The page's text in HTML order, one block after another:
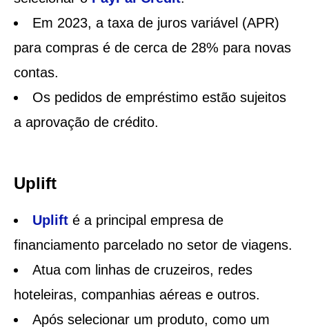
Em 2023, a taxa de juros variável (APR)
para compras é de cerca de 28% para novas
contas.
Os pedidos de empréstimo estão sujeitos
a aprovação de crédito.
Uplift
Uplifté a principal empresa de
financiamento parcelado no setor de viagens.
Atua com linhas de cruzeiros, redes
hoteleiras, companhias aéreas e outros.
Após selecionar um produto, como um